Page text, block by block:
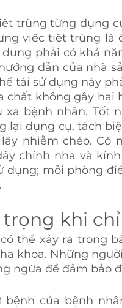
trùng từng dụng
việc tiệt trùng là
phải có khả
dẫn của nhà
tái sử dụng này
chất không gây
xa bệnh nhân. Tốt
lại dụng cụ, tách
nhiễm chéo. Có
chỉnh nha và
dụng; mỗi phòng
trọng khi
thể xảy ra trong
khoa. Những
ngừa để đảm bảo
bệnh của bệnh